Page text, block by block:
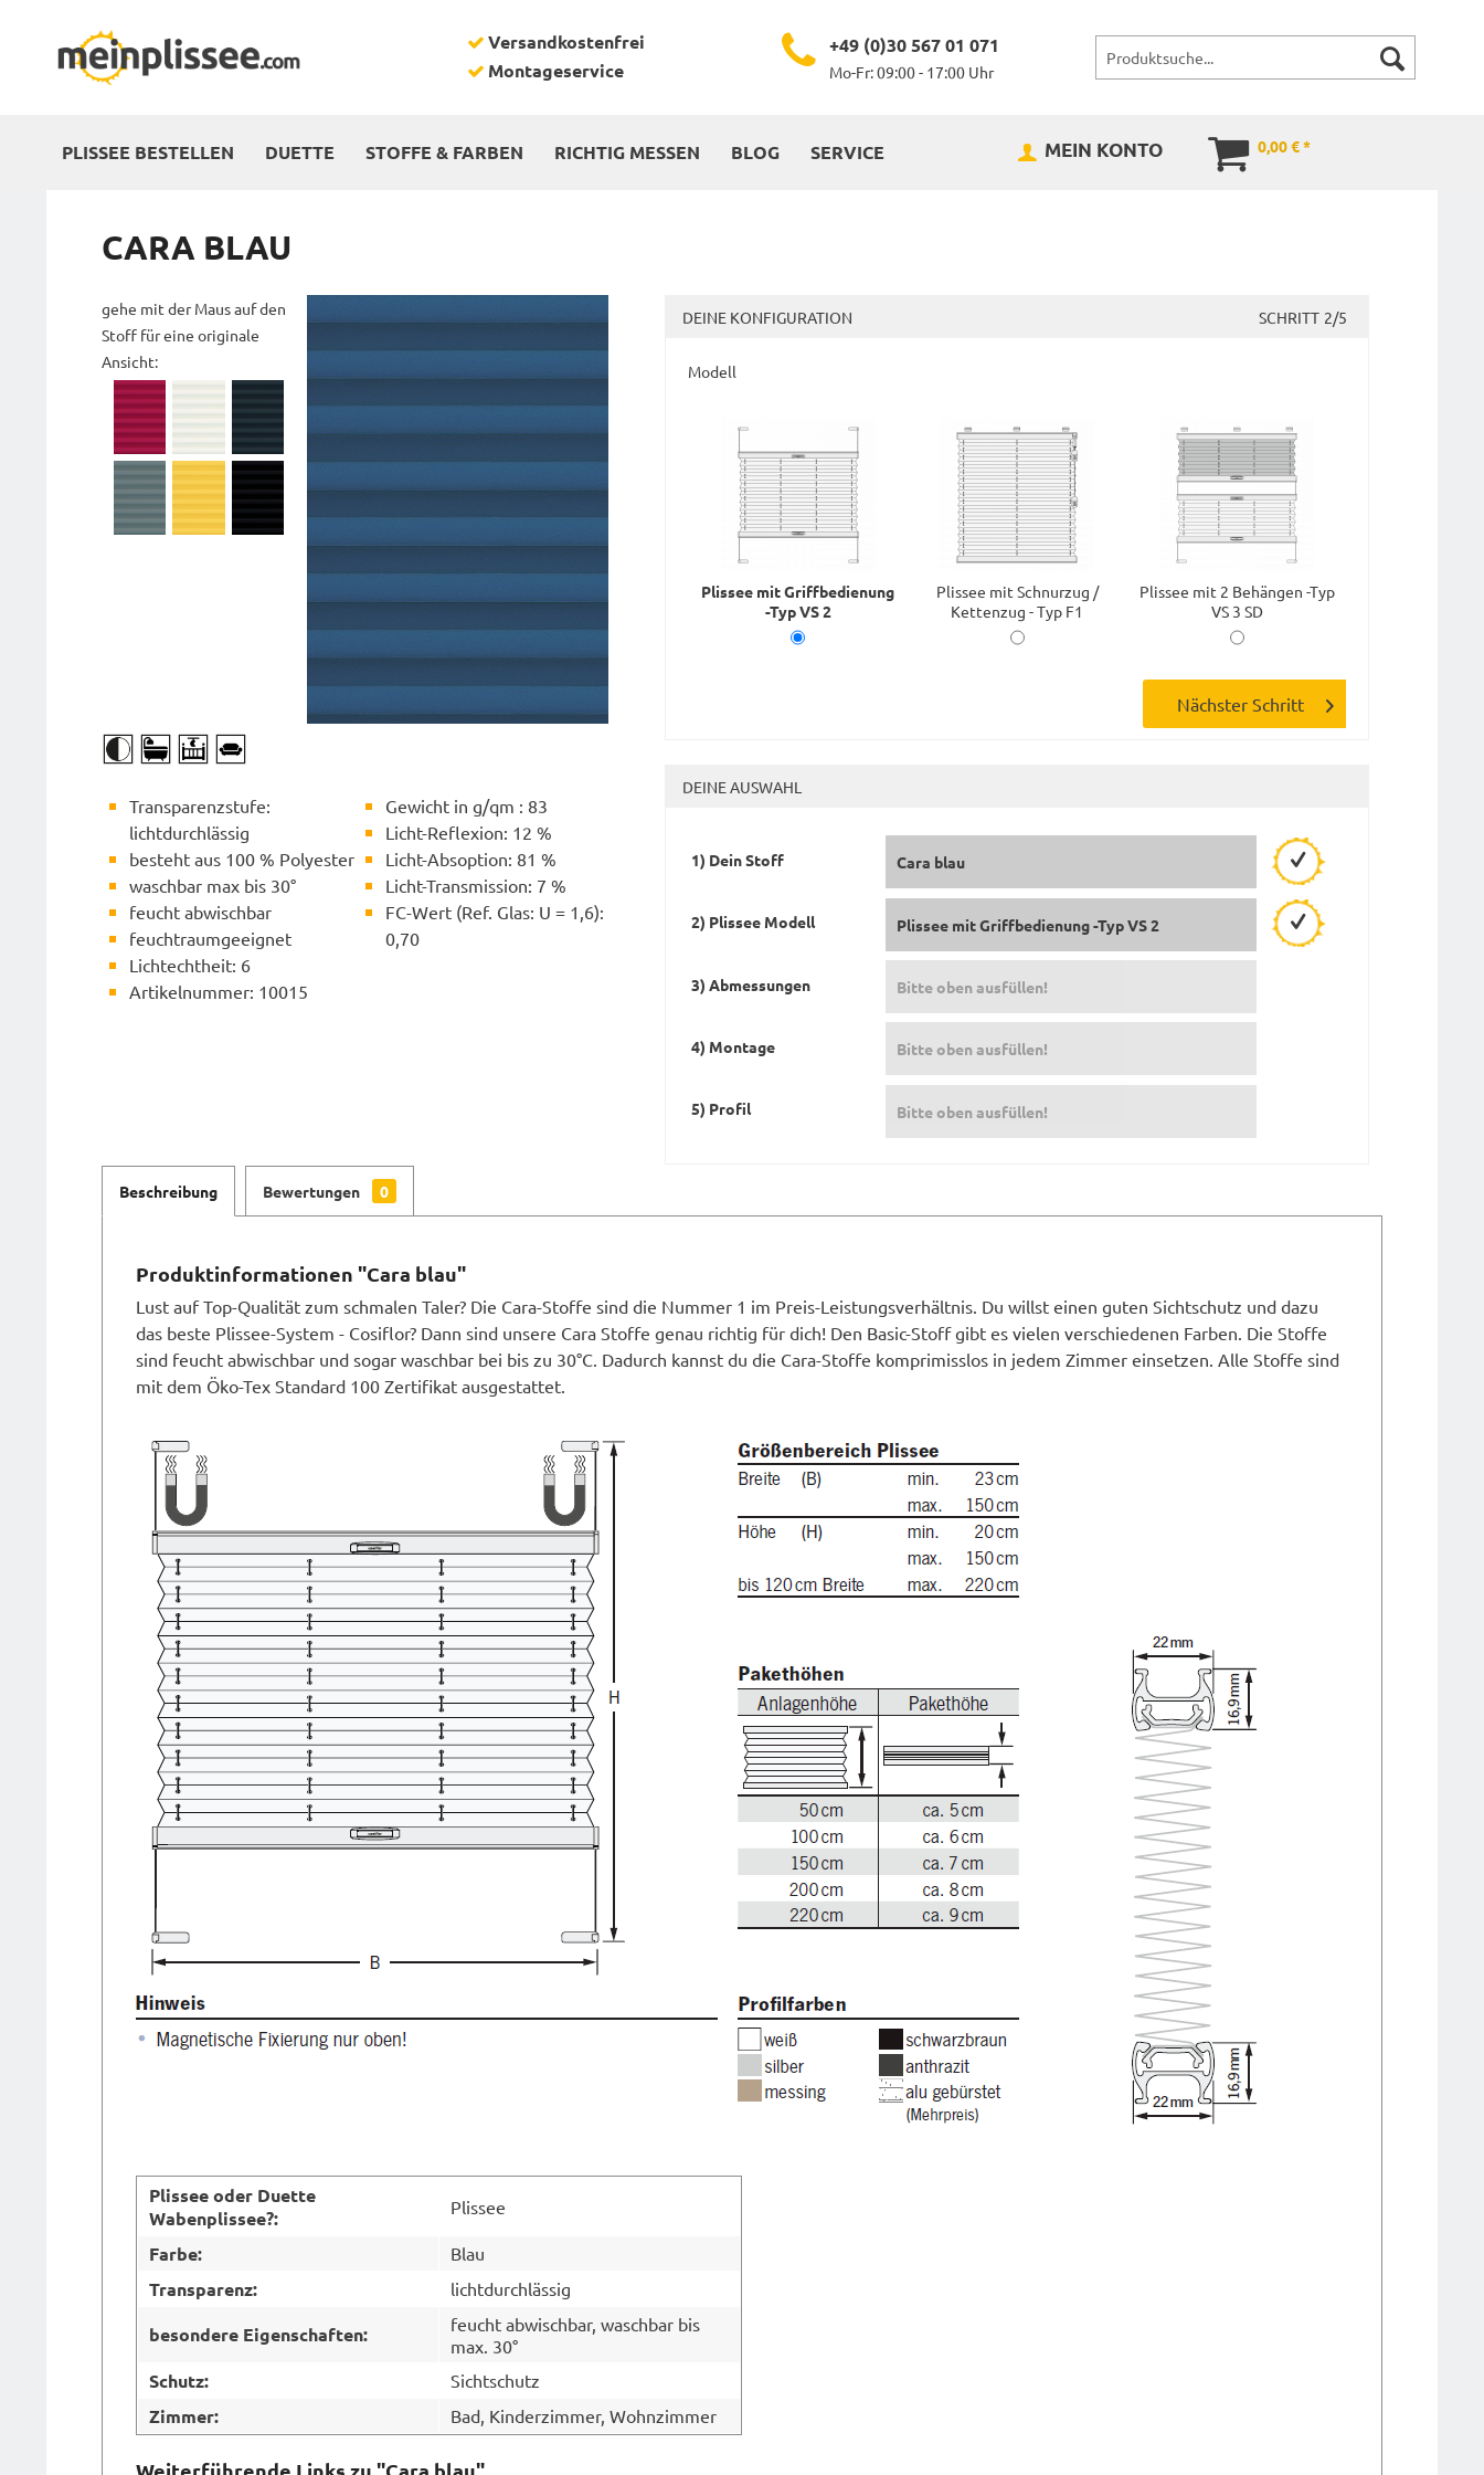
Versandkostenfrei
Montageservice
+49 (0)30 567 01 071
Mo-Fr: 09:00 - 17:00 Uhr
PLISSEE BESTELLEN DUETTE STOFFE & FARBEN RICHTIG MESSEN BLOG SERVICE MEIN KONTO 0,00 € *
CARA BLAU
gehe mit der Maus auf den
Stoff für eine originale
Ansicht:
Transparenzstufe:
lichtdurchlässig
besteht aus 100 % Polyester
waschbar max bis 30°
feucht abwischbar
feuchtraumgeeignet
Lichtechtheit: 6
Artikelnummer: 10015
Gewicht in g/qm : 83
Licht-Reflexion: 12 %
Licht-Absoption: 81 %
Licht-Transmission: 7 %
FC-Wert (Ref. Glas: U = 1,6):
0,70
DEINE KONFIGURATION SCHRITT 2/5
Modell
Plissee mit Griffbedienung
-Typ VS 2
Plissee mit Schnurzug /
Kettenzug - Typ F1
Plissee mit 2 Behängen -Typ
VS 3 SD
DEINE AUSWAHL
1) Dein Stoff Cara blau
2) Plissee Modell Plissee mit Griffbedienung -Typ VS 2
3) Abmessungen Bitte oben ausfüllen!
4) Montage Bitte oben ausfüllen!
5) Profil Bitte oben ausfüllen!
Beschreibung Bewertungen 0
Produktinformationen "Cara blau"
Lust auf Top-Qualität zum schmalen Taler? Die Cara-Stoffe sind die Nummer 1 im Preis-Leistungsverhältnis. Du willst einen guten Sichtschutz und dazu
das beste Plissee-System - Cosiflor? Dann sind unsere Cara Stoffe genau richtig für dich! Den Basic-Stoff gibt es vielen verschiedenen Farben. Die Stoffe
sind feucht abwischbar und sogar waschbar bei bis zu 30°C. Dadurch kannst du die Cara-Stoffe komprimisslos in jedem Zimmer einsetzen. Alle Stoffe sind
mit dem Öko-Tex Standard 100 Zertifikat ausgestattet.
Plissee oder Duette
Wabenplissee?:
Plissee
Farbe: Blau
Transparenz: lichtdurchlässig
besondere Eigenschaften:
feucht abwischbar, waschbar bis
max. 30°
Schutz: Sichtschutz
Zimmer: Bad, Kinderzimmer, Wohnzimmer
Weiterführende Links zu "Cara blau"